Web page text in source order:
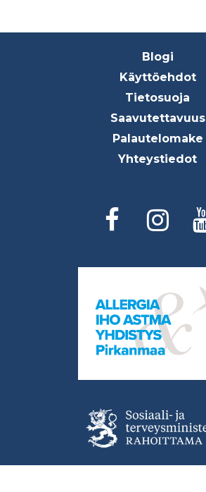
Blogi
Käyttöehdot
Tietosuoja
Saavutettavuus
Palautelomake
Yhteystiedot